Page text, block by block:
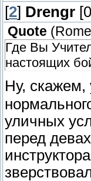
[2] Drengr
Quote (
Где Вы
настоящих
Ну, скажем,
уличных
перед